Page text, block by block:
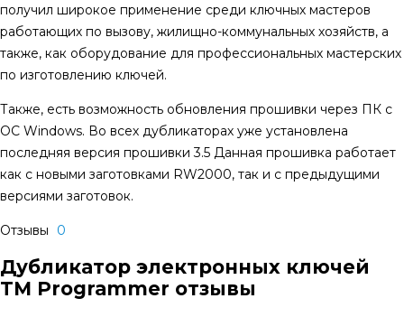
получил широкое применение среди ключных мастеров
работающих по вызову, жилищно-коммунальных хозяйств, а
также, как оборудование для профессиональных мастерских
по изготовлению ключей.
Также, есть возможность обновления прошивки через ПК с
ОС Windows. Во всех дубликаторах уже установлена
последняя версия прошивки 3.5 Данная прошивка работает
как с новыми заготовками RW2000, так и с предыдущими
версиями заготовок.
Отзывы 0
Дубликатор электронных ключей
TM Programmer отзывы